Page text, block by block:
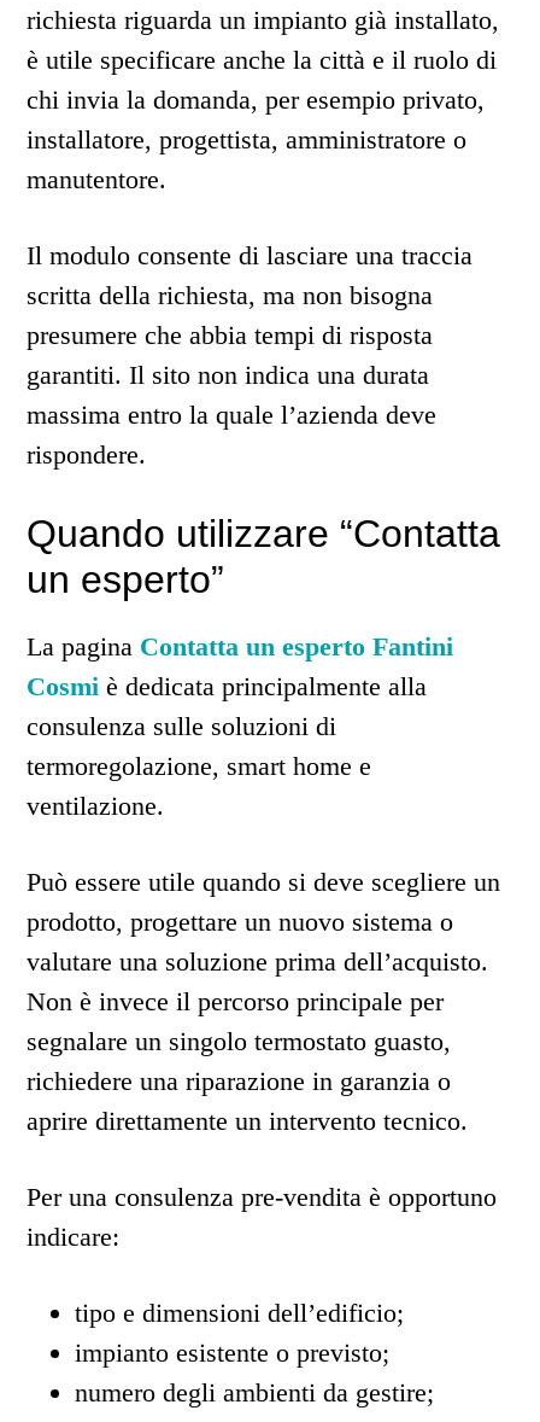
richiesta riguarda un impianto già installato,
è utile specificare anche la città e il ruolo di
chi invia la domanda, per esempio privato,
installatore, progettista, amministratore o
manutentore.
Il modulo consente di lasciare una traccia
scritta della richiesta, ma non bisogna
presumere che abbia tempi di risposta
garantiti. Il sito non indica una durata
massima entro la quale l’azienda deve
rispondere.
Quando utilizzare “Contatta
un esperto”
La pagina Contatta un esperto Fantini
Cosmi è dedicata principalmente alla
consulenza sulle soluzioni di
termoregolazione, smart home e
ventilazione.
Può essere utile quando si deve scegliere un
prodotto, progettare un nuovo sistema o
valutare una soluzione prima dell’acquisto.
Non è invece il percorso principale per
segnalare un singolo termostato guasto,
richiedere una riparazione in garanzia o
aprire direttamente un intervento tecnico.
Per una consulenza pre-vendita è opportuno
indicare:
tipo e dimensioni dell’edificio;
impianto esistente o previsto;
numero degli ambienti da gestire;